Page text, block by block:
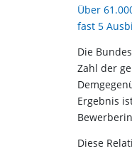
Über
fast 5
Die
Zahl der
Ergebnis
Diese